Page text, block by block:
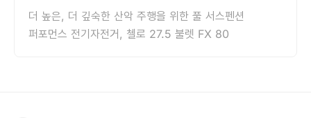
더 높은, 더 깊숙한 산악 주행을 위한 풀 서스펜션
퍼포먼스 전기자전거, 첼로 27.5 불렛 FX 80